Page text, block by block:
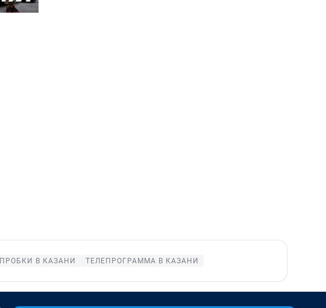
ПРОБКИ В КАЗАНИ ТЕЛЕПРОГРАММА В КАЗАНИ